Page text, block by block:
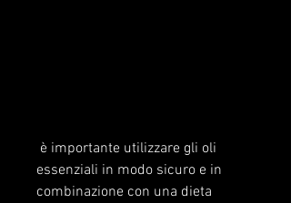
essenziali in modo sicuro e in
combinazione con una dieta